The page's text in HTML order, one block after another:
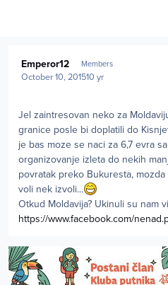
Emperor12 Members
October 10, 201510 yr
Jel zaintresovan neko za
granice posle bi doplatili do
je bas moze se naci za 6,7 evra
organizovanje izleta do nekih
povratak preko Bukuresta,
voli nek izvoli...
Otkud Moldavija? Ukinuli su nam
https://www.facebook.com/